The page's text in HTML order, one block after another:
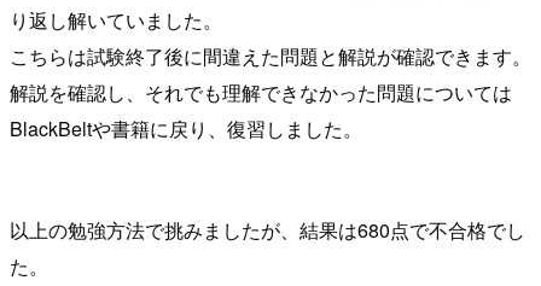
り返し解いていました。
こちらは試験終了後に間違えた問題と解説が確認できます。
解説を確認し、それでも理解できなかった問題については
BlackBeltや書籍に戻り、復習しました。
以上の勉強方法で挑みましたが、結果は680点で不合格でし
た。